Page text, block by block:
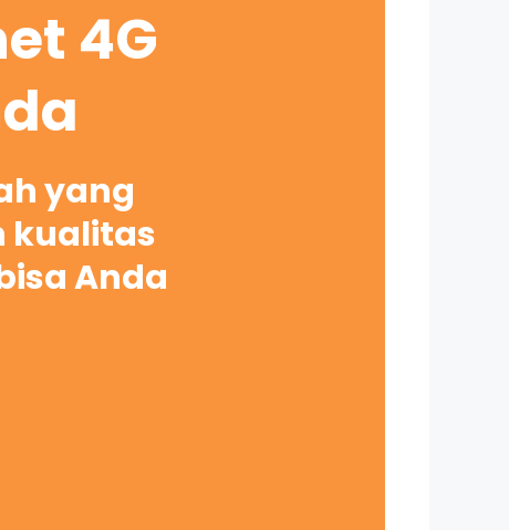
4G
yang
kualitas
Anda